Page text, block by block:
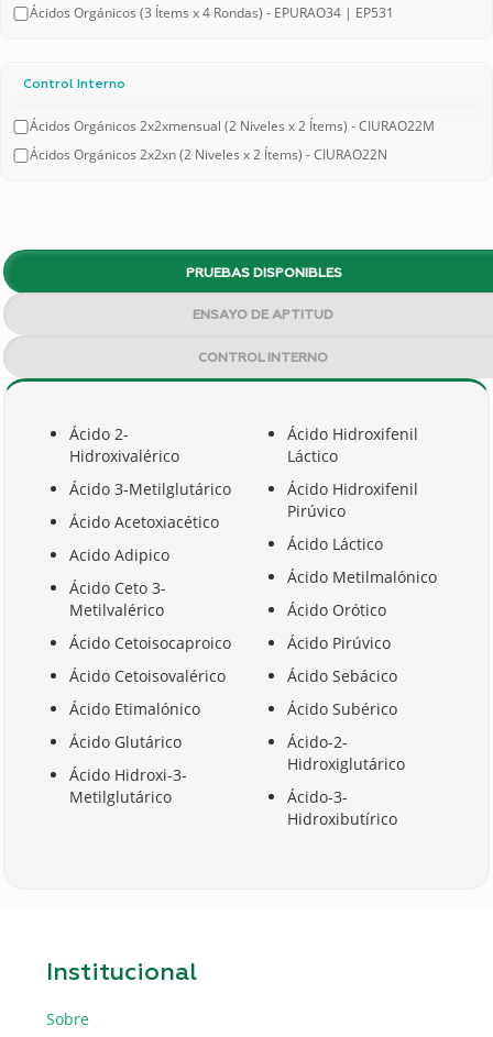
Ácidos Orgánicos (3 Ítems x 4 Rondas) - EPURAO34 | EP531
Control Interno
Ácidos Orgánicos 2x2xmensual (2 Niveles x 2 Ítems) - CIURAO22M
Ácidos Orgánicos 2x2xn (2 Niveles x 2 Ítems) - CIURAO22N
PRUEBAS DISPONIBLES
ENSAYO DE APTITUD
CONTROL INTERNO
Ácido 2-
Hidroxivalérico
Ácido 3-Metilglutárico
Ácido Acetoxiacético
Acido Adipico
Ácido Ceto 3-
Metilvalérico
Ácido Cetoisocaproico
Ácido Cetoisovalérico
Ácido Etimalónico
Ácido Glutárico
Ácido Hidroxi-3-
Metilglutárico
Ácido Hidroxifenil
Láctico
Ácido Hidroxifenil
Pirúvico
Ácido Láctico
Ácido Metilmalónico
Ácido Orótico
Ácido Pirúvico
Ácido Sebácico
Ácido Subérico
Ácido-2-
Hidroxiglutárico
Ácido-3-
Hidroxibutírico
Institucional
Sobre